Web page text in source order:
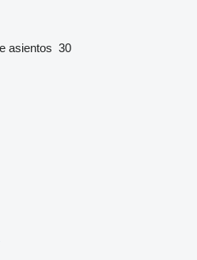
asientos 30